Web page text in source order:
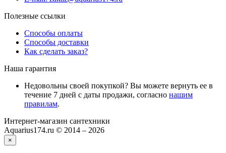
Полезные ссылки
Способы оплаты
Способы доставки
Как сделать заказ?
Наша гарантия
Недовольны своей покупкой? Вы можете вернуть ее в
течение 7 дней с даты продажи, согласно нашим
правилам.
Интернет-магазин сантехники
Aquarius174.ru © 2014 – 2026
×